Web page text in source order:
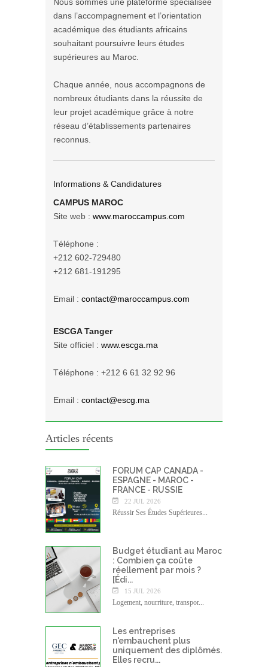
Nous sommes une plateforme spécialisée
dans l’accompagnement et l’orientation
académique des étudiants africains
souhaitant poursuivre leurs études
supérieures au Maroc.
Chaque année, nous accompagnons de
nombreux étudiants dans la réussite de
leur projet académique grâce à notre
réseau d’établissements partenaires
reconnus.
Informations & Candidatures
CAMPUS MAROC
Site web : www.maroccampus.com
Téléphone :
+212 602-729480
+212 681-191295
Email : contact@maroccampus.com
ESCGA Tanger
Site officiel : www.escga.ma
Téléphone : +212 6 61 32 92 96
Email : contact@escg.ma
Articles récents
FORUM CAP CANADA -
ESPAGNE - MAROC -
FRANCE - RUSSIE
22 JUL 2026
Réussir Ses Études Supérieures...
Budget étudiant au Maroc
: Combien ça coûte
réellement par mois ?
[Édi...
15 JUL 2026
Logement, nourriture, transpor...
Les entreprises
n'embauchent plus
uniquement des diplômés.
Elles recru...